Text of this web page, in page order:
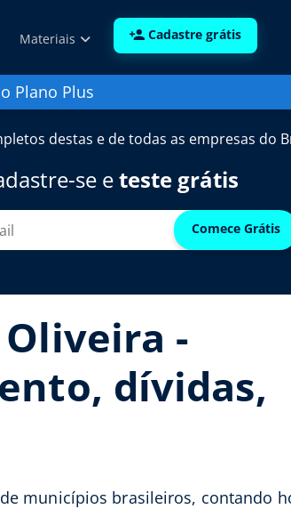
Materiais Cadastre grátis
Plano Plus
destas e de todas as empresas do
se eteste grátis
Comece Grátis
-
dívidas,
municípios brasileiros, contando